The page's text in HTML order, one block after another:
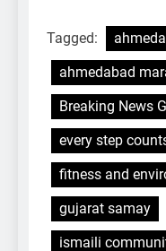
Tagged:
ahmedabad
Breaking News
every step
fitness and
gujarat samay
ismaili